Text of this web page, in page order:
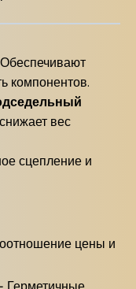
компонентов.
вес
сцепление и
цены и